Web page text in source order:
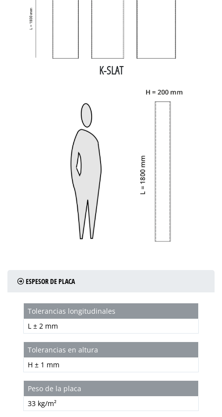
K-SLAT
ESPESOR DE PLACA
Tolerancias longitudinales
L ± 2 mm
Tolerancias en altura
H ± 1 mm
Peso de la placa
33 kg/m²